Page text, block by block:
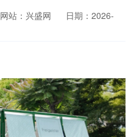
网站：兴盛网
日期：2026-